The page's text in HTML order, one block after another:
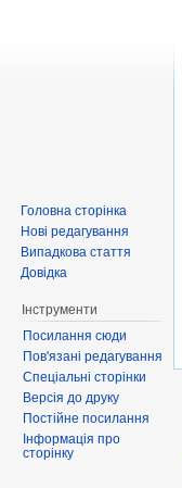
Головна сторінка
Нові редагування
Випадкова стаття
Довідка
Інструменти
Посилання сюди
Пов'язані редагування
Спеціальні сторінки
Версія до друку
Постійне посилання
Інформація про
сторінку